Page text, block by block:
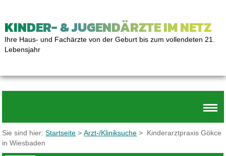
KINDER- & JUGENDÄRZTE IM NETZ
Ihre Haus- und Fachärzte von der Geburt bis zum vollendeten 21.
Lebensjahr
Sie sind hier:Startseite >Arzt-/Kliniksuche > Kinderarztpraxis Gökce
in Wiesbaden